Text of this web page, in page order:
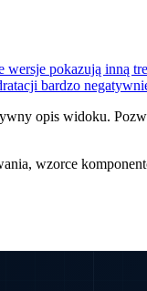
pokazują inną
bardzo
opis widoku.
wzorce